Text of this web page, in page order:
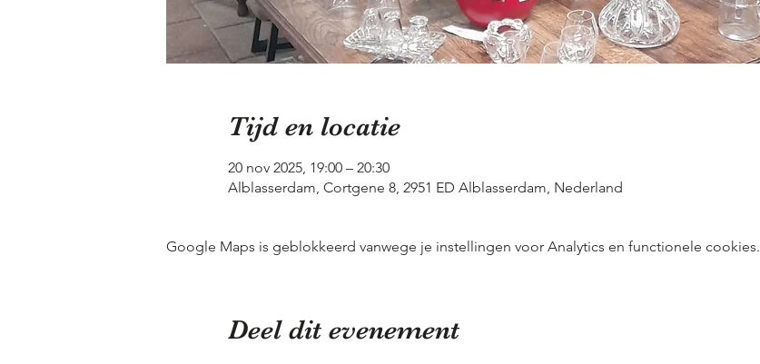
Tijd en locatie
20 nov 2025, 19:00 – 20:30
Alblasserdam, Cortgene 8, 2951 ED Alblasserdam, Nederland
Google Maps is geblokkeerd vanwege je instellingen voor Analytics en functionele cookies.
Deel dit evenement